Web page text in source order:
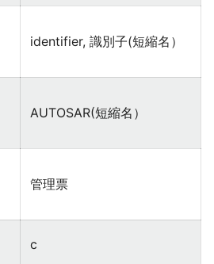
identifier, 識別子(短縮名）
AUTOSAR(短縮名）
管理票
c